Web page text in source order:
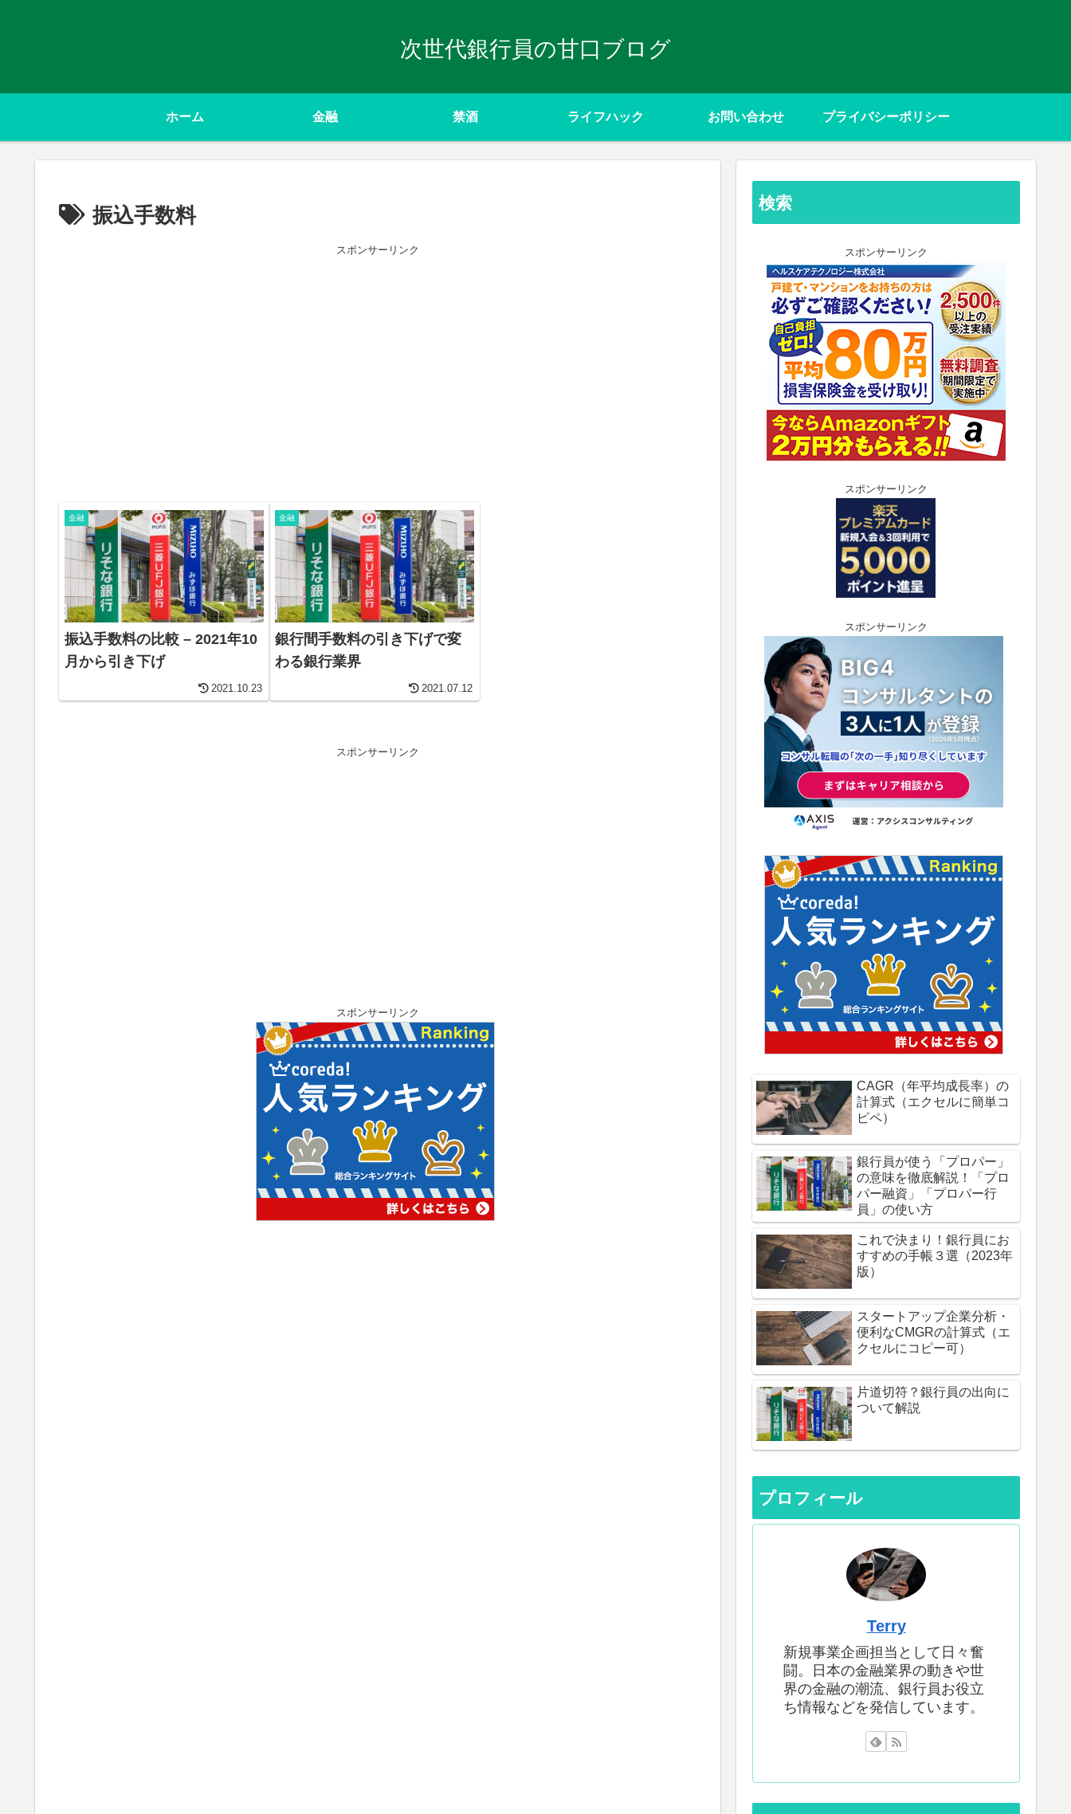
次世代銀行員の甘口ブログ
ホーム 金融 禁酒 ライフハック お問い合わせ プライバシーポリシー
振込手数料
スポンサーリンク
金融
振込手数料の比較 – 2021年10
月から引き下げ
2021.10.23
金融
銀行間手数料の引き下げで変
わる銀行業界
2021.07.12
スポンサーリンク
スポンサーリンク
検索
スポンサーリンク
スポンサーリンク
スポンサーリンク
CAGR（年平均成長率）の
計算式（エクセルに簡単コ
ピペ）
銀行員が使う「プロパー」
の意味を徹底解説！「プロ
パー融資」「プロパー行
員」の使い方
これで決まり！銀行員にお
すすめの手帳３選（2023年
版）
スタートアップ企業分析・
便利なCMGRの計算式（エ
クセルにコピー可）
片道切符？銀行員の出向に
ついて解説
プロフィール
Terry
新規事業企画担当として日々奮
闘。日本の金融業界の動きや世
界の金融の潮流、銀行員お役立
ち情報などを発信しています。